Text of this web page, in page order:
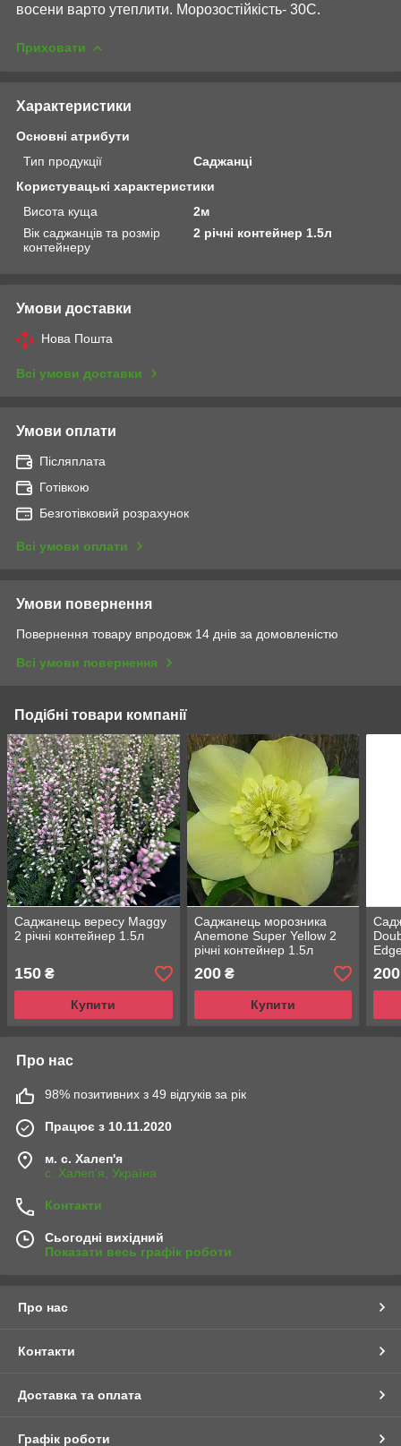
восени варто утеплити. Морозостійкість- 30С.
Приховати
Характеристики
Основні атрибути
Тип продукції
Саджанці
Користувацькі характеристики
Висота куща
2м
Вік саджанців та розмір
контейнеру
2 річні контейнер 1.5л
Умови доставки
Нова Пошта
Всі умови доставки
Умови оплати
Післяплата
Готівкою
Безготівковий розрахунок
Всі умови оплати
Умови повернення
Повернення товару впродовж 14 днів за домовленістю
Всі умови повернення
Подібні товари компанії
Саджанець вересу Maggy
2 річні контейнер 1.5л
150 ₴
Купити
Саджанець морозника
Anemone Super Yellow 2
річні контейнер 1.5л
200₴
Купити
1.5л
200
Про нас
98% позитивних з 49 відгуків за рік
Працює з 10.11.2020
м. с. Халеп'я
с. Халеп'я, Україна
Контакти
Сьогодні вихідний
Показати весь графік роботи
Про нас
Контакти
Доставка та оплата
Графік роботи